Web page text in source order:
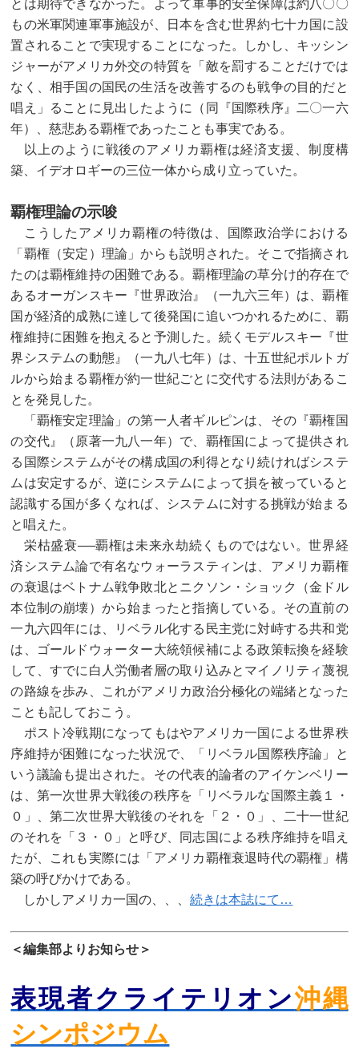
とは期待できなかった。よって軍事的安全保障は約八〇〇
もの米軍関連軍事施設が、日本を含む世界約七十カ国に設
置されることで実現することになった。しかし、キッシン
ジャーがアメリカ外交の特質を「敵を罰することだけでは
なく、相手国の国民の生活を改善するのも戦争の目的だと
唱え」ることに見出したように（同『国際秩序』二〇一六
年）、慈悲ある覇権であったことも事実である。
以上のように戦後のアメリカ覇権は経済支援、制度構
築、イデオロギーの三位一体から成り立っていた。
覇権理論の示唆
こうしたアメリカ覇権の特徴は、国際政治学における
「覇権（安定）理論」からも説明された。そこで指摘され
たのは覇権維持の困難である。覇権理論の草分け的存在で
あるオーガンスキー『世界政治』（一九六三年）は、覇権
国が経済的成熟に達して後発国に追いつかれるために、覇
権維持に困難を抱えると予測した。続くモデルスキー『世
界システムの動態』（一九八七年）は、十五世紀ポルトガ
ルから始まる覇権が約一世紀ごとに交代する法則があるこ
とを発見した。
「覇権安定理論」の第一人者ギルピンは、その『覇権国
の交代』（原著一九八一年）で、覇権国によって提供され
る国際システムがその構成国の利得となり続ければシステ
ムは安定するが、逆にシステムによって損を被っていると
認識する国が多くなれば、システムに対する挑戦が始まる
と唱えた。
栄枯盛衰──覇権は未来永劫続くものではない。世界経
済システム論で有名なウォーラスティンは、アメリカ覇権
の衰退はベトナム戦争敗北とニクソン・ショック（金ドル
本位制の崩壊）から始まったと指摘している。その直前の
一九六四年には、リベラル化する民主党に対峙する共和党
は、ゴールドウォーター大統領候補による政策転換を経験
して、すでに白人労働者層の取り込みとマイノリティ蔑視
の路線を歩み、これがアメリカ政治分極化の端緒となった
ことも記しておこう。
ポスト冷戦期になってもはやアメリカ一国による世界秩
序維持が困難になった状況で、「リベラル国際秩序論」と
いう議論も提出された。その代表的論者のアイケンベリー
は、第一次世界大戦後の秩序を「リベラルな国際主義１・
０」、第二次世界大戦後のそれを「２・０」、二十一世紀
のそれを「３・０」と呼び、同志国による秩序維持を唱え
たが、これも実際には「アメリカ覇権衰退時代の覇権」構
築の呼びかけである。
しかしアメリカ一国の、、、続きは本誌にて…
＜編集部よりお知らせ＞
表現者クライテリオン沖縄
シンポジウム